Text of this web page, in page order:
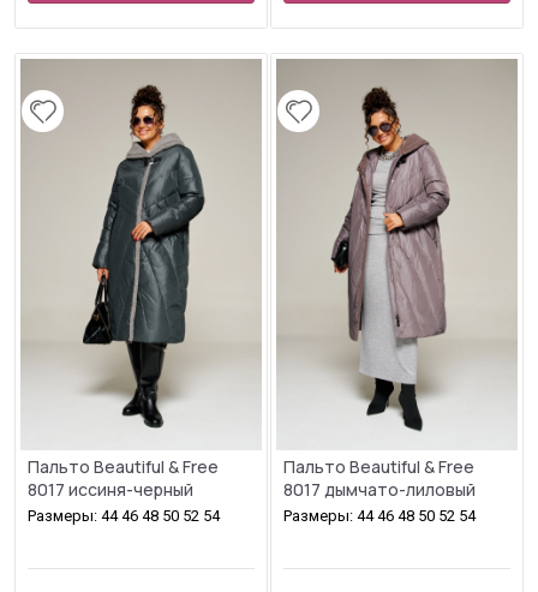
Пальто Beautiful & Free
8017 иссиня-черный
Размеры: 44 46 48 50 52 54
Пальто Beautiful & Free
8017 дымчато-лиловый
Размеры: 44 46 48 50 52 54